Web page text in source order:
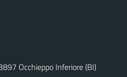
Occhieppo Inferiore (BI)